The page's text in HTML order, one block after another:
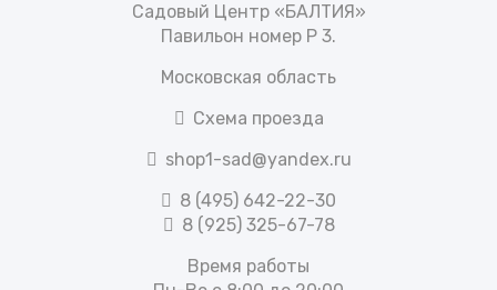
Садовый Центр «БАЛТИЯ»
Павильон номер Р 3.
Московская область
Схема проезда
shop1-sad@yandex.ru
8 (495) 642-22-30
8 (925) 325-67-78
Время работы